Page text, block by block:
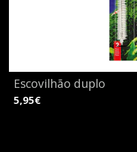
Escovilhão duplo
5,95€